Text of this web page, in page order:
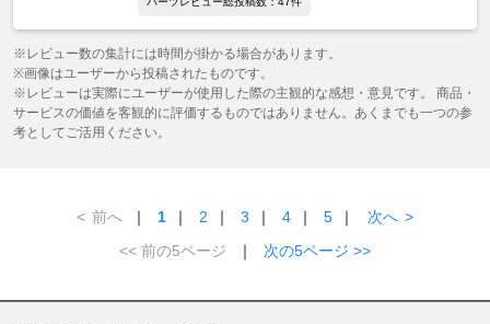
※レビュー数の集計には時間が掛かる場合があります。
※画像はユーザーから投稿されたものです。
※レビューは実際にユーザーが使用した際の主観的な感想・意見です。 商品・
サービスの価値を客観的に評価するものではありません。あくまでも一つの参
考としてご活用ください。
< 前へ ｜ 1 ｜ 2 ｜ 3 ｜ 4 ｜ 5 ｜ 次へ >
<< 前の5ページ
｜ 次の5ページ >>